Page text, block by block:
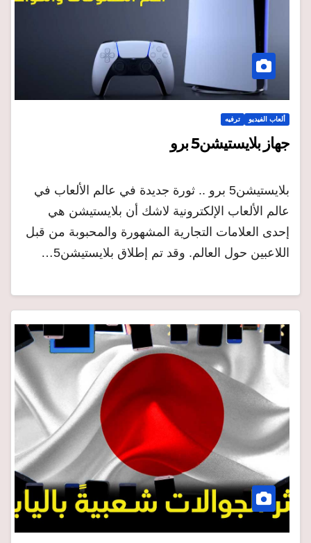
ألعاب الفيديو ترفيه
جهاز بلايستيشن5 برو
بلايستيشن5 برو .. ثورة جديدة في عالم الألعاب في
عالم الألعاب الإلكترونية لاشك أن بلايستيشن هي
إحدى العلامات التجارية المشهورة والمحبوبة من قبل
اللاعبين حول العالم. وقد تم إطلاق بلايستيشن5…